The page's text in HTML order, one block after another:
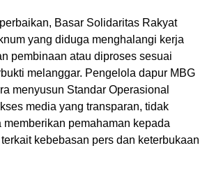
Basar Solidaritas Rakyat
yang diduga menghalangi kerja
pembinaan atau diproses sesuai
melanggar. Pengelola dapur MBG
menyusun Standar Operasional
media yang transparan, tidak
memberikan pemahaman kepada
kebebasan pers dan keterbukaan